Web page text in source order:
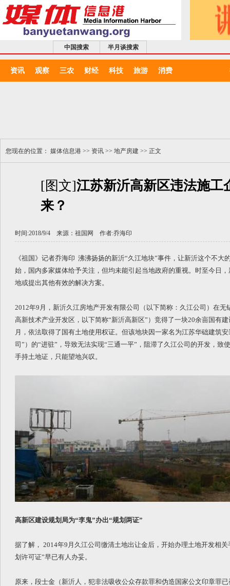
中国搜索 半月谈搜索
资讯 观察 三农 财经 科技 旅游 消费
您现在的位置： 媒体信息港 >> 资讯 >> 地产房建 >> 正文
[图文]江苏新沂高新区违法施工
来？
时间:2018/9/4 来源： 祖国网 作者:乔海印
《祖国》记者乔海印 沸沸扬扬的新沂“久江地块”事件，让新沂这个不大
始，国内多家媒体给予关注，但均未能引起当地政府的重视。时至今日
地或提出其他有效的解决方案。
2012年9月，新沂久江房地产开发有限公司（以下简称：久江公司）在
高新技术产业开发区，以下简称“新沂高新区”）竞得了一块20余亩国有
月，依法取得了国有土地使用权证。但该地块因一家名为江苏华础建筑
司”）的“进驻”，导致无法实现“三通一平”，阻滞了久江公司的开发，致
手持土地证，只能望地兴叹。
高新区建设规划局为“李鬼”办出“规划两证”
据了解， 2014年9月久江公司缴清土地出让金后，开始办理土地开发相
划许可证”早已有人办妥。
原来，段士金（新沂人，犯非法吸收公众存款罪和伪造国家公文印章罪